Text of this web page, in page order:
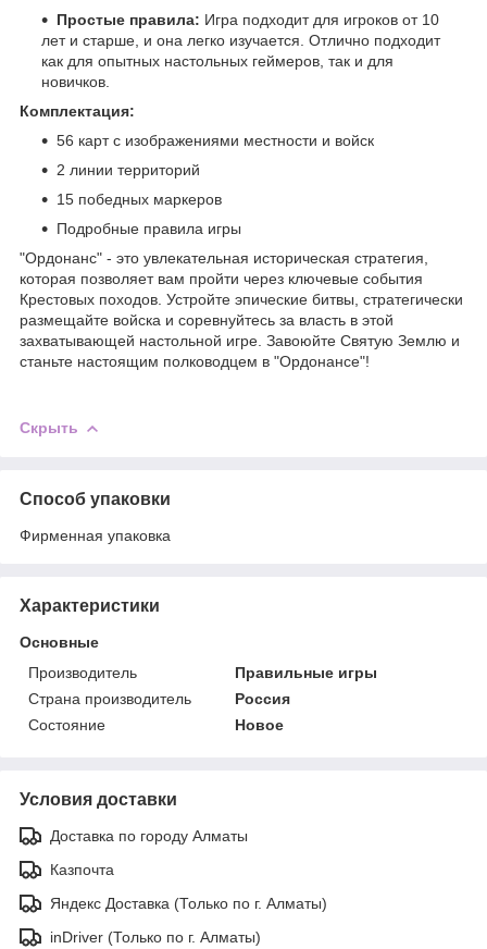
Простые правила: Игра подходит для игроков от 10
лет и старше, и она легко изучается. Отлично подходит
как для опытных настольных геймеров, так и для
новичков.
Комплектация:
56 карт с изображениями местности и войск
2 линии территорий
15 победных маркеров
Подробные правила игры
"Ордонанс" - это увлекательная историческая стратегия,
которая позволяет вам пройти через ключевые события
Крестовых походов. Устройте эпические битвы, стратегически
размещайте войска и соревнуйтесь за власть в этой
захватывающей настольной игре. Завоюйте Святую Землю и
станьте настоящим полководцем в "Ордонансе"!
Скрыть
Способ упаковки
Фирменная упаковка
Характеристики
Основные
Производитель
Правильные игры
Страна производитель
Россия
Состояние
Новое
Условия доставки
Доставка по городу Алматы
Казпочта
Яндекс Доставка (Только по г. Алматы)
inDriver (Только по г. Алматы)